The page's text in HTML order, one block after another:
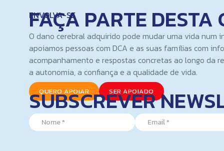
ENVOLVA-SE
FAÇA PARTE DESTA
O dano cerebral adquirido pode mudar uma vida num
apoiamos pessoas com DCA e as suas famílias com
acompanhamento e respostas concretas ao longo da
a autonomia, a confiança e a qualidade de vida.
QUERO APOIAR SER APOIADO
SUBSCREVER
N
a
*
E
m
E
m